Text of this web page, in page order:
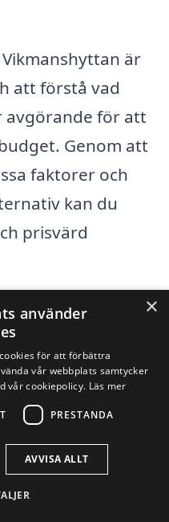
är
att förstå vad
avgörande för att
Genom att
faktorer och
kan du
prisvärd
och utan
för
i
×
använder
för att förbättra
vår webbplats samtycker
vår cookiepolicy. Läs mer
PRESTANDA
AVVISA ALLT